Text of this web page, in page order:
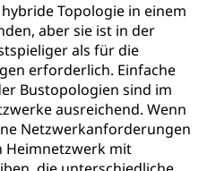
Topologie in einem
aber sie ist in der
als für die
erforderlich. Einfache
Bustopologien sind im
ausreichend. Wenn
Netzwerkanforderungen
Heimnetzwerk mit